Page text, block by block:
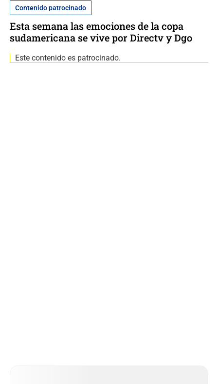
Contenido patrocinado
Esta semana las emociones de la copa
sudamericana se vive por Directv y Dgo
Este contenido es patrocinado.